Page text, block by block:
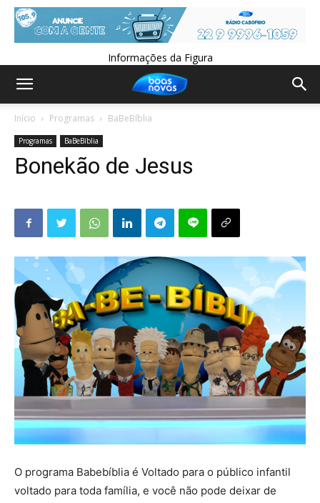
Informações da Figura
Início Programas BaBeBíblia
Programas BaBeBíblia
Bonekão de Jesus
O programa Babebíblia é Voltado para o público infantil
voltado para toda família, e você não pode deixar de